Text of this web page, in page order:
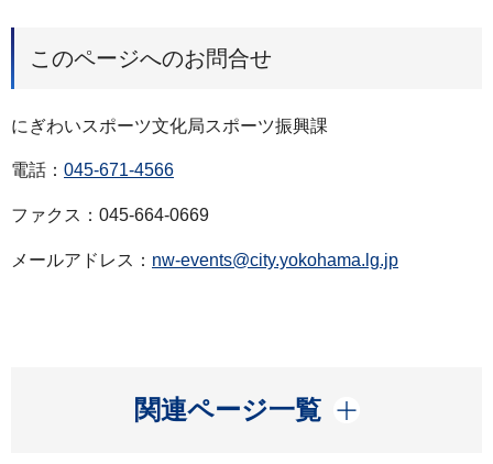
このページへのお問合せ
にぎわいスポーツ文化局スポーツ振興課
電話： 045-671-4566
ファクス：045-664-0669
メールアドレス： nw-events@city.yokohama.lg.jp
関連ページ一覧
開く